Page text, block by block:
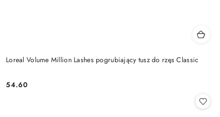
Loreal Volume Million Lashes pogrubiający tusz do rzęs Classic
Cena:
54.60